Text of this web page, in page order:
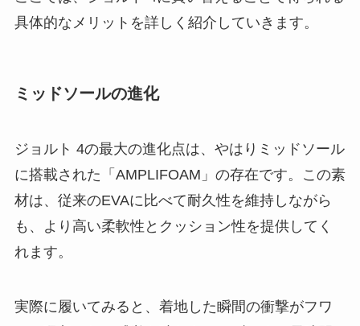
具体的なメリットを詳しく紹介していきます。
ミッドソールの進化
ジョルト 4の最大の進化点は、やはりミッドソール
に搭載された「AMPLIFOAM」の存在です。この素
材は、従来のEVAに比べて耐久性を維持しながら
も、より高い柔軟性とクッション性を提供してく
れます。
実際に履いてみると、着地した瞬間の衝撃がフワ